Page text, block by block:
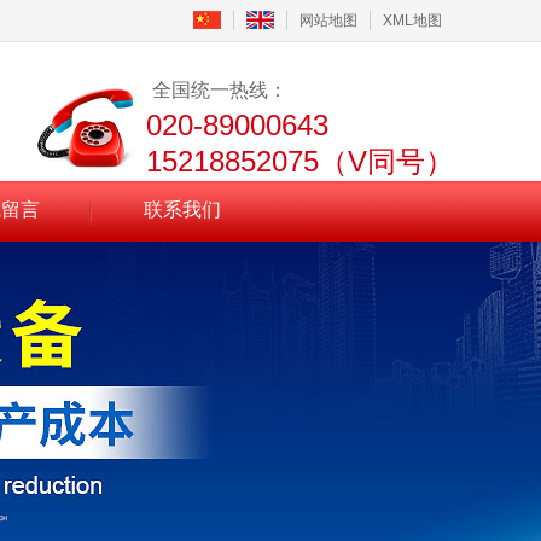
网站地图 XML地图
全国统一热线：
020-89000643
15218852075（V同号）
言 联系我们